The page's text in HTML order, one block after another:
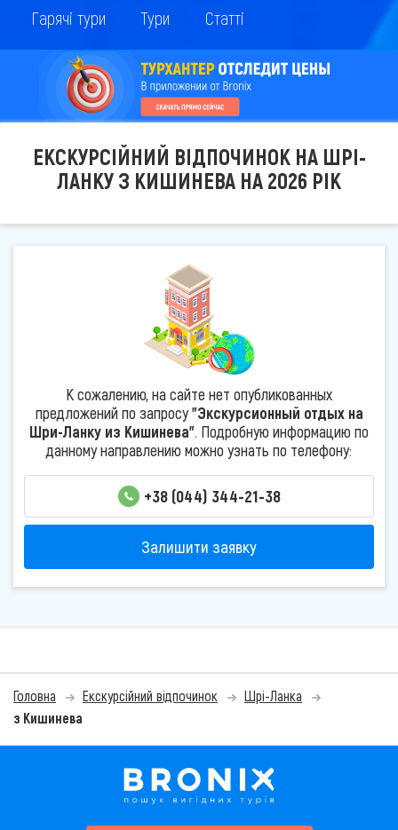
Гарячі тури Тури Статті
ЕКСКУРСІЙНИЙ ВІДПОЧИНОК НА ШРІ-
ЛАНКУ З КИШИНЕВА НА 2026 РІК
К сожалению, на сайте нет опубликованных
предложений по запросу"Экскурсионный отдых на
Шри-Ланку из Кишинева". Подробную информацию по
данному направлению можно узнать по телефону:
+38 (044) 344-21-38
Залишити заявку
Головна Екскурсійний відпочинок
Шрі-Ланка
з Кишинева